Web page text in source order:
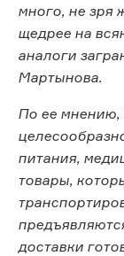
много, не зря
щедрее на
аналоги
Мартынова.
По ее мнению,
питания,
товары,
доставки